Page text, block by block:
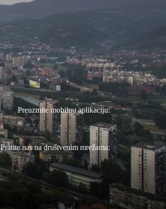
Preuzmite mobilnu aplikaciju:
Pratite nas na društvenim mrežama: